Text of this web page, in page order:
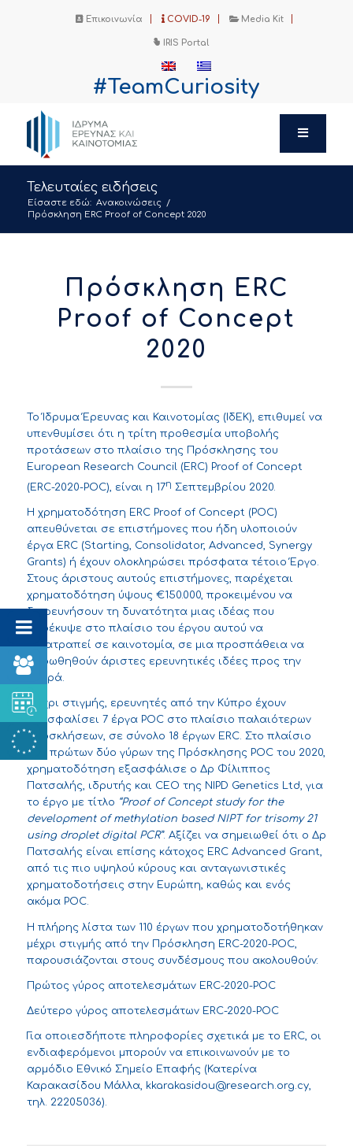
Επικοινωνία COVID-19 Media Kit
IRIS Portal
#TeamCuriosity
Τελευταίες ειδήσεις
Είσαστε εδώ: Ανακοινώσεις /
Πρόσκληση ERC Proof of Concept 2020
Πρόσκληση ERC
Proof of Concept
2020
Το Ίδρυμα Έρευνας και Καινοτομίας (ΙδΕΚ), επιθυμεί να
υπενθυμίσει ότι η τρίτη προθεσμία υποβολής
προτάσεων στο πλαίσιο της Πρόσκλησης του
European Research Council (ERC) Proof of Concept
(ERC-2020-POC), είναι η 17η Σεπτεμβρίου 2020.
Η χρηματοδότηση ERC Proof of Concept (POC)
απευθύνεται σε επιστήμονες που ήδη υλοποιούν
έργα ERC (Starting, Consolidator, Advanced, Synergy
Grants) ή έχουν ολοκληρώσει πρόσφατα τέτοιο Έργο.
Στους άριστους αυτούς επιστήμονες, παρέχεται
χρηματοδότηση ύψους €150.000, προκειμένου να
διερευνήσουν τη δυνατότητα μιας ιδέας που
προέκυψε στο πλαίσιο του έργου αυτού να
μετατραπεί σε καινοτομία, σε μια προσπάθεια να
προωθηθούν άριστες ερευνητικές ιδέες προς την
αγορά.
Μέχρι στιγμής, ερευνητές από την Κύπρο έχουν
εξασφαλίσει 7 έργα POC στο πλαίσιο παλαιότερων
Προσκλήσεων, σε σύνολο 18 έργων ERC. Στο πλαίσιο
των πρώτων δύο γύρων της Πρόσκλησης POC του 2020,
χρηματοδότηση εξασφάλισε ο Δρ Φίλιππος
Πατσαλής, ιδρυτής και CEO της NIPD Genetics Ltd, για
το έργο με τίτλο “Proof of Concept study for the
development of methylation based NIPT for trisomy 21
using droplet digital PCR”. Αξίζει να σημειωθεί ότι ο Δρ
Πατσαλής είναι επίσης κάτοχος ERC Advanced Grant,
από τις πιο υψηλού κύρους και ανταγωνιστικές
χρηματοδοτήσεις στην Ευρώπη, καθώς και ενός
ακόμα POC.
Η πλήρης λίστα των 110 έργων που χρηματοδοτήθηκαν
μέχρι στιγμής από την Πρόσκληση ERC-2020-POC,
παρουσιάζονται στους συνδέσμους που ακολουθούν:
Πρώτος γύρος αποτελεσμάτων ERC-2020-POC
Δεύτερο γύρος αποτελεσμάτων ERC-2020-POC
Για οποιεσδήποτε πληροφορίες σχετικά με το ERC, οι
ενδιαφερόμενοι μπορούν να επικοινωνούν με το
αρμόδιο Εθνικό Σημείο Επαφής (Κατερίνα
Καρακασίδου Μάλλα, kkarakasidou@research.org.cy,
τηλ. 22205036).